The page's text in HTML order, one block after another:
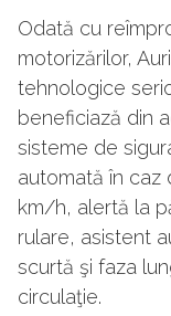
Odată cu
motorizărilor,
tehnologice
beneficiază din
sisteme de
automată în
km/h, alertă la
rulare, asistent
scurtă şi faza
circulaţie.